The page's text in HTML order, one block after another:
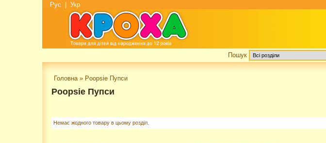
Рус Укр
Пошук
Головна» Poopsie Пупси
Poopsie Пупси
Немає жодного товару в цьому розділ.